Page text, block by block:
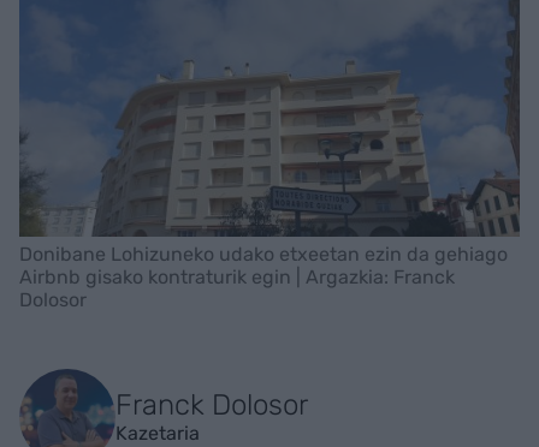
Donibane Lohizuneko udako etxeetan ezin da gehiago
Airbnb gisako kontraturik egin | Argazkia: Franck
Dolosor
Franck Dolosor
Kazetaria